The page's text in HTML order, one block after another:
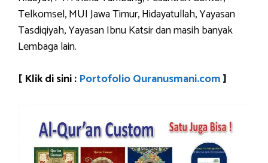
Telkomsel, MUI Jawa Timur, Hidayatullah, Yayasan
Tasdiqiyah, Yayasan Ibnu Katsir dan masih banyak
Lembaga lain.
[ Klik di sini : Portofolio Quranusmani.com]